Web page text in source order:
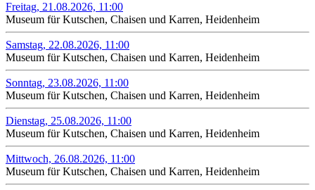
Freitag, 21.08.2026, 11:00
Museum für Kutschen, Chaisen und Karren, Heidenheim
Samstag, 22.08.2026, 11:00
Museum für Kutschen, Chaisen und Karren, Heidenheim
Sonntag, 23.08.2026, 11:00
Museum für Kutschen, Chaisen und Karren, Heidenheim
Dienstag, 25.08.2026, 11:00
Museum für Kutschen, Chaisen und Karren, Heidenheim
Mittwoch, 26.08.2026, 11:00
Museum für Kutschen, Chaisen und Karren, Heidenheim